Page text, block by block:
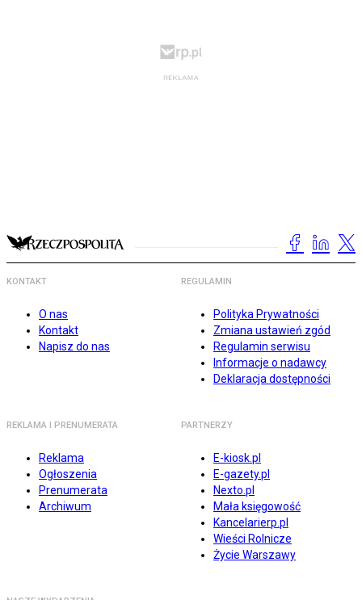
KONTAKT
O nas
Kontakt
Napisz do nas
REGULAMIN
Polityka Prywatności
Zmiana ustawień zgód
Regulamin serwisu
Informacje o nadawcy
Deklaracja dostępności
REKLAMA I PRENUMERATA
Reklama
Ogłoszenia
Prenumerata
Archiwum
PARTNERZY
E-kiosk.pl
E-gazety.pl
Nexto.pl
Mała księgowość
Kancelarierp.pl
Wieści Rolnicze
Życie Warszawy